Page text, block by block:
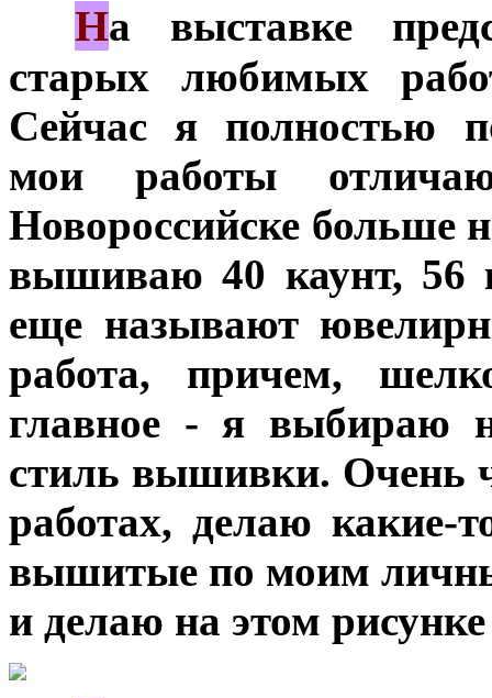
На выставке
старых любимых
Сейчас я полностью
мои работы
Новороссийске больше
вышиваю 40 каунт, 56
еще называют
работа, причем,
главное - я выбираю
стиль вышивки. Очень
работах, делаю какие-
вышитые по моим
и делаю на этом